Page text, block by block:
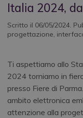
Italia 2024,
Scritto il 06/05/2024.
progettazione,
Ti aspettiamo allo
2024 torniamo in
presso Fiere di
ambito elettronica
attenzione alla